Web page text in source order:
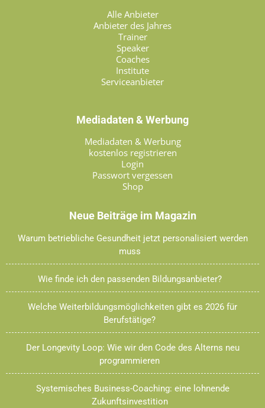
Alle Anbieter
Anbieter des Jahres
Trainer
Speaker
Coaches
Institute
Serviceanbieter
Mediadaten & Werbung
Mediadaten & Werbung
kostenlos registrieren
Login
Passwort vergessen
Shop
Neue Beiträge im Magazin
Warum betriebliche Gesundheit jetzt personalisiert werden
muss
Wie finde ich den passenden Bildungsanbieter?
Welche Weiterbildungsmöglichkeiten gibt es 2026 für
Berufstätige?
Der Longevity Loop: Wie wir den Code des Alterns neu
programmieren
Systemisches Business-Coaching: eine lohnende
Zukunftsinvestition